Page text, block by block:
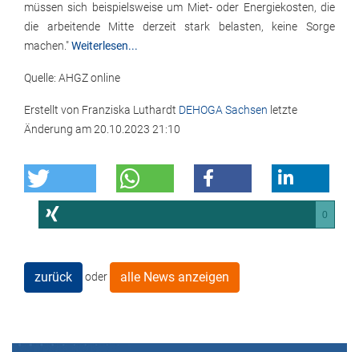
müssen sich beispielsweise um Miet- oder Energiekosten, die
die arbeitende Mitte derzeit stark belasten, keine Sorge
machen."Weiterlesen...
Quelle: AHGZ online
Erstellt von Franziska Luthardt DEHOGA Sachsen letzte
Änderung am20.10.2023 21:10
0
zurück oder alle News anzeigen